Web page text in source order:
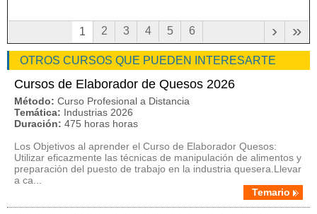
1 2 3 4 5 6 »
›
OTROS CURSOS QUE PUEDEN INTERESARTE
Cursos de Elaborador de Quesos 2026
Método: Curso Profesional a Distancia
Temática: Industrias 2026
Duración: 475 horas horas
Los Objetivos al aprender el Curso de Elaborador Quesos:
Utilizar eficazmente las técnicas de manipulación de alimentos y
preparación del puesto de trabajo en la industria quesera.Llevar
a ca...
Temario